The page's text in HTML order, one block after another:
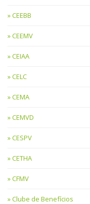
CEEBB
CEEMV
CEIAA
CELC
CEMA
CEMVD
CESPV
CETHA
CFMV
Clube de Benefícios